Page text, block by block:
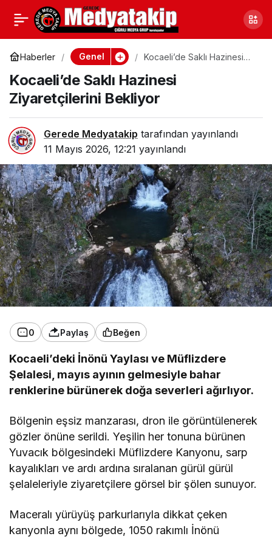
Haberler Genel
Kocaeli’de Saklı Hazinesi
Kocaeli’de Saklı Hazinesi
Ziyaretçilerini Bekliyor
Gerede Medyatakip tarafından yayınlandı
11 Mayıs 2026, 12:21 yayınlandı
0 Paylaş Beğen
Kocaeli’deki İnönü Yaylası ve Müflizdere
Şelalesi, mayıs ayının gelmesiyle bahar
renklerine bürünerek doğa severleri ağırlıyor.
Bölgenin eşsiz manzarası, dron ile görüntülenerek
gözler önüne serildi. Yeşilin her tonuna bürünen
Yuvacık bölgesindeki Müflizdere Kanyonu, sarp
kayalıkları ve ardı ardına sıralanan gürül gürül
şelaleleriyle ziyaretçilere görsel bir şölen sunuyor.
Maceralı yürüyüş parkurlarıyla dikkat çeken
kanyonla aynı bölgede, 1050 rakımlı İnönü
TEM Otoyolu’nda
Şehirlerarası Otobüs
Alev Alev Yandı!
Paylaş